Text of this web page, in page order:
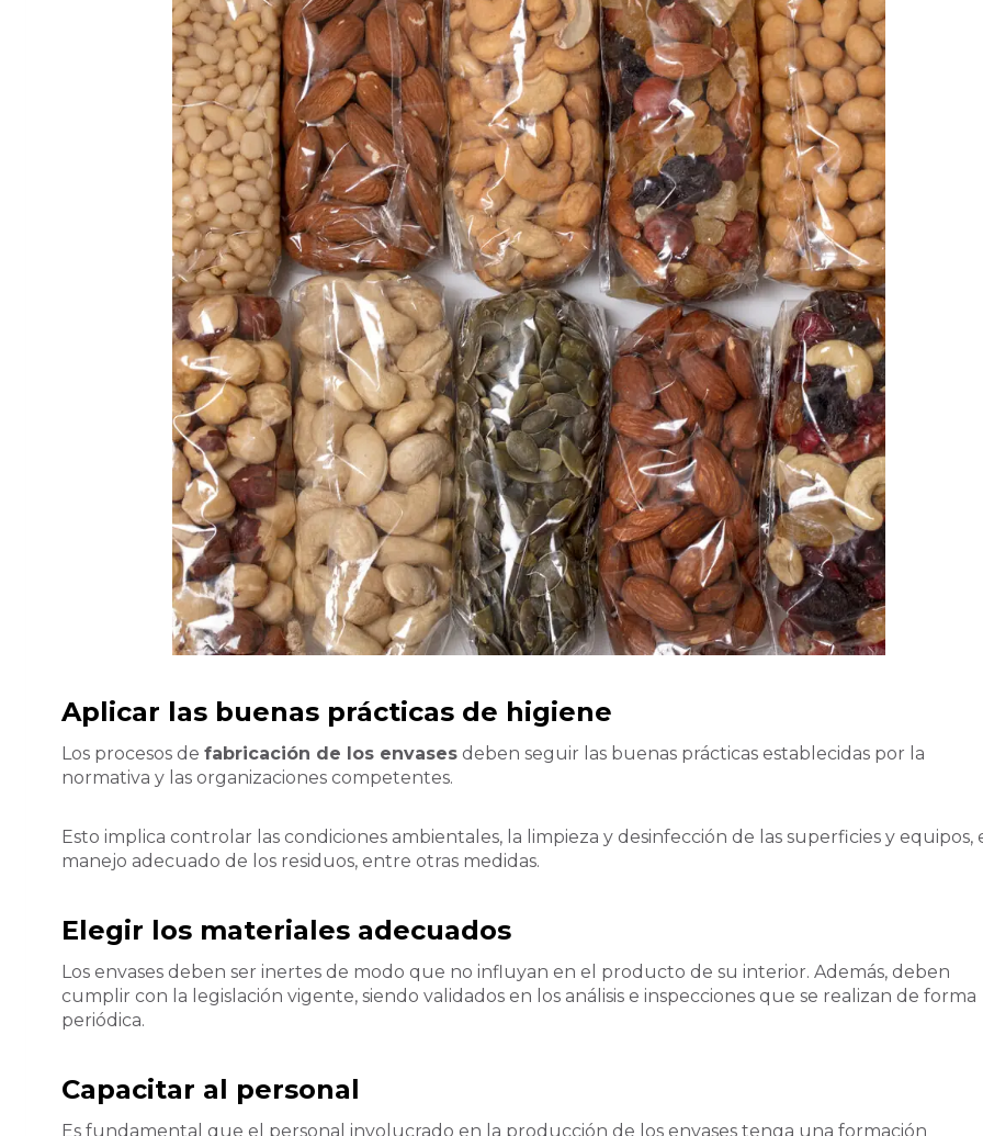
Aplicar las buenas prácticas de higiene
Los procesos de fabricación de los envases deben seguir las buenas prácticas establecidas por la
normativa y las organizaciones competentes.
Esto implica controlar las condiciones ambientales, la limpieza y desinfección de las superficies y equipos,
manejo adecuado de los residuos, entre otras medidas.
Elegir los materiales adecuados
Los envases deben ser inertes de modo que no influyan en el producto de su interior. Además, deben
cumplir con la legislación vigente, siendo validados en los análisis e inspecciones que se realizan de forma
periódica.
Capacitar al personal
Es fundamental que el personal involucrado en la producción de los envases tenga una formación